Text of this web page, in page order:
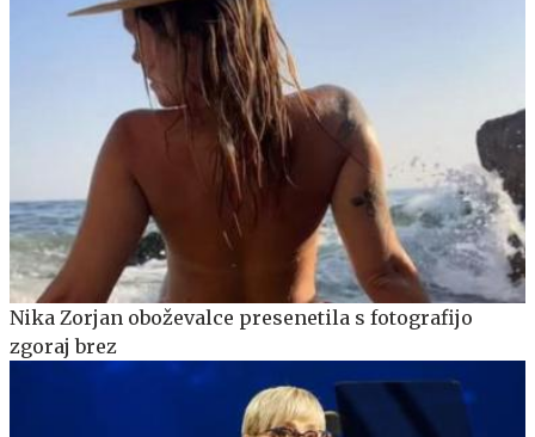
Nika Zorjan oboževalce presenetila s fotografijo
zgoraj brez